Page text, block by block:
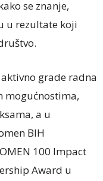
se znanje,
u rezultate koji
grade radna
mogućnostima,
a u
BIH
100 Impact
Award u